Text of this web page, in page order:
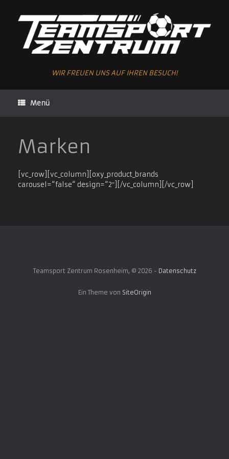
Inhalt
springen
WIR FREUEN UNS AUF IHREN BESUCH!
Menü
Marken
[vc_row][vc_column][oxy_product_brands
carousel=“false“ design=“2″][/vc_column][/vc_row]
Teamsport Zentrum Rosenheim, © 2026 - Datenschutz
Ein Theme von SiteOrigin